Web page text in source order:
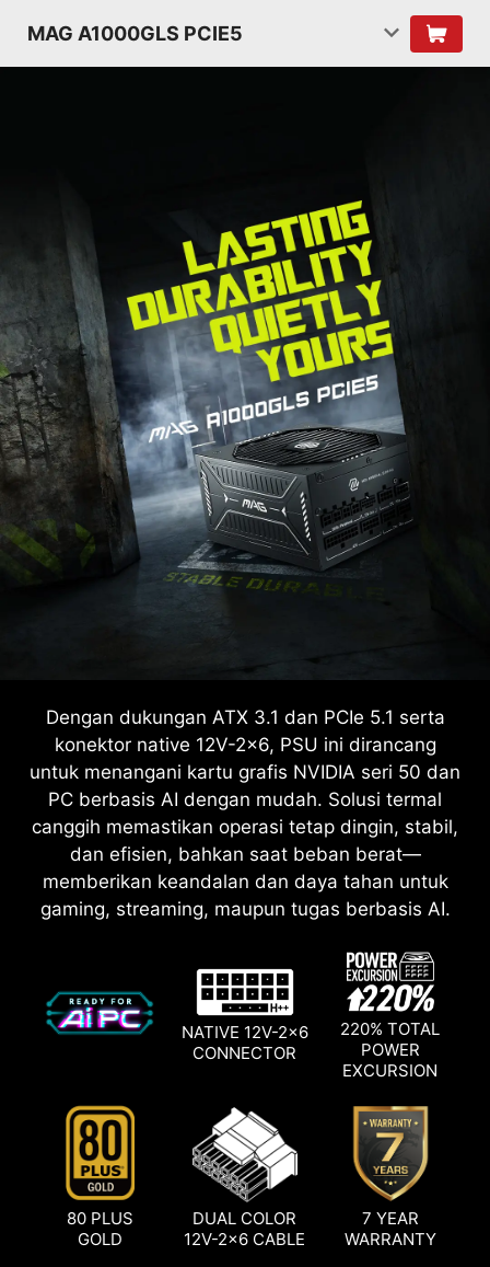
MAG A1000GLS PCIE5
Dengan dukungan ATX 3.1 dan PCIe 5.1 serta
konektor native 12V-2x6, PSU ini dirancang
untuk menangani kartu grafis NVIDIA seri 50 dan
PC berbasis AI dengan mudah. Solusi termal
canggih memastikan operasi tetap dingin, stabil,
dan efisien, bahkan saat beban berat—
memberikan keandalan dan daya tahan untuk
gaming, streaming, maupun tugas berbasis AI.
NATIVE 12V-2x6
CONNECTOR
220% TOTAL
POWER
EXCURSION
80 PLUS
GOLD
DUAL COLOR
12V-2x6 CABLE
7 YEAR
WARRANTY